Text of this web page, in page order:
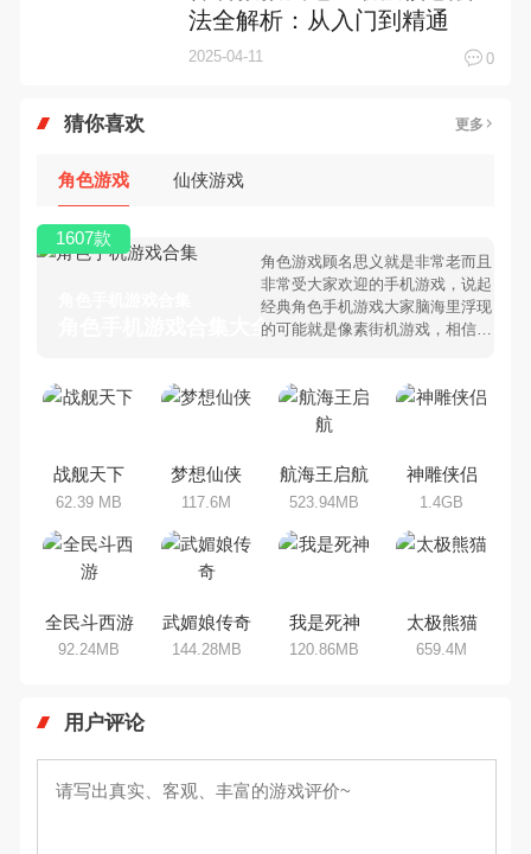
法全解析：从入门到精通
2025-04-11 0
猜你喜欢 更多
角色游戏 仙侠游戏
角色手机游戏合集大全 >
角色游戏顾名思义就是非常老而且
非常受大家欢迎的手机游戏，说起
经典角色手机游戏大家脑海里浮现
的可能就是像素街机游戏，相信很
色手机游戏有哪些呢？游戏今天，
乐途下载站小编芒果味的怪咖给大
集，欢迎大家前来选择下载体验
1607款
战舰天下
62.39 MB
梦想仙侠
117.6M
航海王启航
523.94MB
神雕侠侣
1.4GB
全民斗西游
92.24MB
武媚娘传奇
144.28MB
我是死神
120.86MB
太极熊猫
659.4M
用户评论